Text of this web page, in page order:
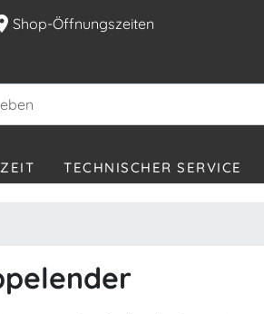
Shop-Öffnungszeiten
TECHNISCHER SERVICE